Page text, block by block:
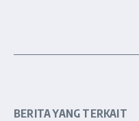
BERITA YANG TERKAIT